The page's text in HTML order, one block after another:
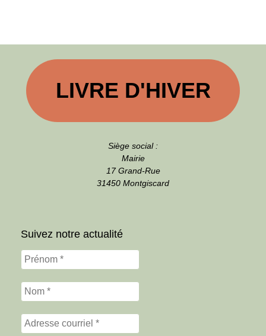
LIVRE D'HIVER
Siège social :
Mairie
17 Grand-Rue
31450 Montgiscard
Suivez notre actualité